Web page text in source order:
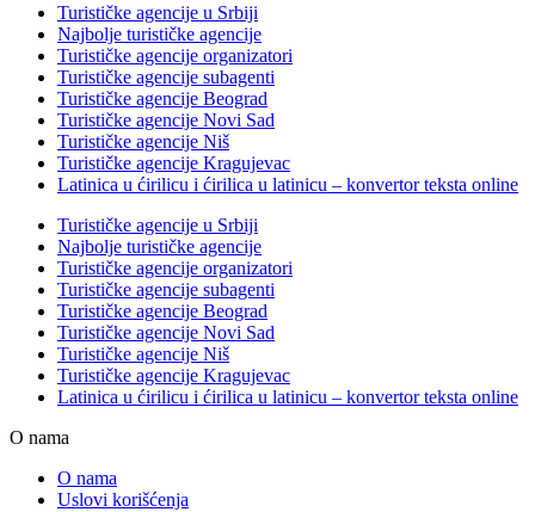
Turističke agencije u Srbiji
Najbolje turističke agencije
Turističke agencije organizatori
Turističke agencije subagenti
Turističke agencije Beograd
Turističke agencije Novi Sad
Turističke agencije Niš
Turističke agencije Kragujevac
Latinica u ćirilicu i ćirilica u latinicu – konvertor teksta online
Turističke agencije u Srbiji
Najbolje turističke agencije
Turističke agencije organizatori
Turističke agencije subagenti
Turističke agencije Beograd
Turističke agencije Novi Sad
Turističke agencije Niš
Turističke agencije Kragujevac
Latinica u ćirilicu i ćirilica u latinicu – konvertor teksta online
O nama
O nama
Uslovi korišćenja